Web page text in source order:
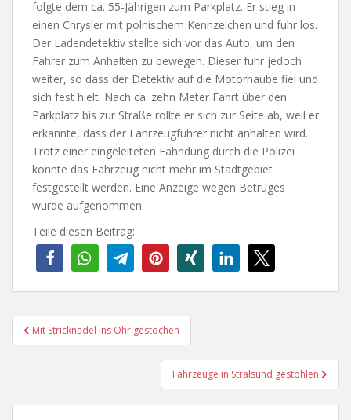
folgte dem ca. 55-Jährigen zum Parkplatz. Er stieg in
einen Chrysler mit polnischem Kennzeichen und fuhr los.
Der Ladendetektiv stellte sich vor das Auto, um den
Fahrer zum Anhalten zu bewegen. Dieser fuhr jedoch
weiter, so dass der Detektiv auf die Motorhaube fiel und
sich fest hielt. Nach ca. zehn Meter Fahrt über den
Parkplatz bis zur Straße rollte er sich zur Seite ab, weil er
erkannte, dass der Fahrzeugführer nicht anhalten wird.
Trotz einer eingeleiteten Fahndung durch die Polizei
konnte das Fahrzeug nicht mehr im Stadtgebiet
festgestellt werden. Eine Anzeige wegen Betruges
wurde aufgenommen.
Teile diesen Beitrag:
Beitragsnavigation
Mit Stricknadel ins Ohr gestochen
Fahrzeuge in Stralsund gestohlen